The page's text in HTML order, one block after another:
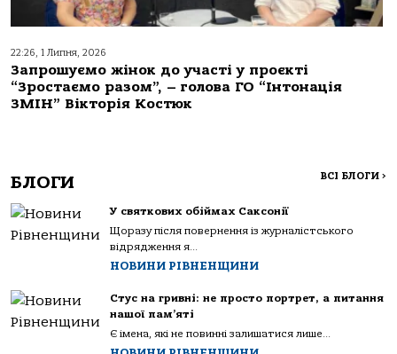
22:26, 1 Липня, 2026
Запрошуємо жінок до участі у проєкті
“Зростаємо разом”, – голова ГО “Інтонація
ЗМІН” Вікторія Костюк
БЛОГИ ВСІ БЛОГИ >
У святкових обіймах Саксонії
Щоразу після повернення із журналістського
відрядження я...
НОВИНИ РІВНЕНЩИНИ
Стус на гривні: не просто портрет, а питання
нашої пам’яті
Є імена, які не повинні залишатися лише...